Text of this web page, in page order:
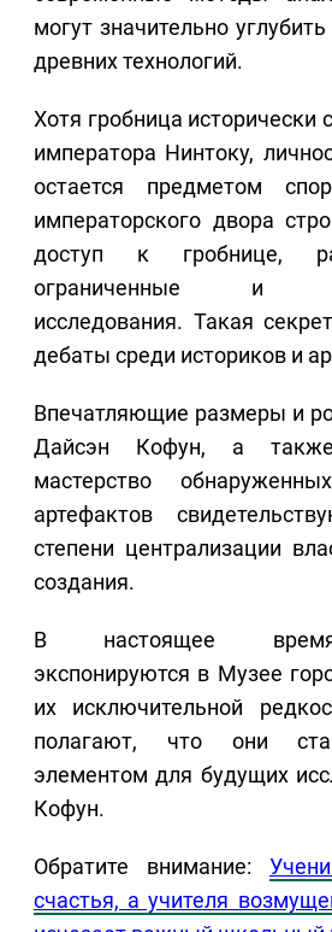
могут значительно
древних технологий.
Хотя гробница исторически
императора Нинтоку,
остается предметом
императорского двора
доступ к гробнице,
ограниченные и
исследования. Такая
дебаты среди историков и
Впечатляющие размеры и
Дайсэн Кофун, а также
мастерство
артефактов
степени централизации
создания.
В настоящее
экспонируются в Музее
их исключительной
полагают, что они
элементом для будущих
Кофун.
Обратите внимание:
счастья, а учителя